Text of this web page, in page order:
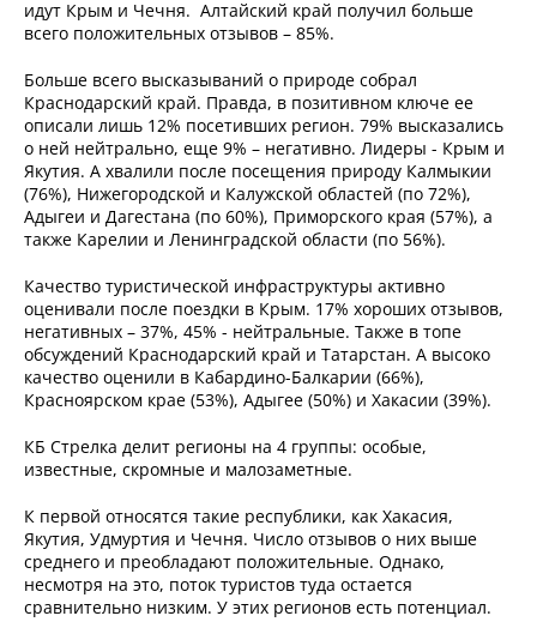
идут Крым и Чечня. Алтайский край получил больше
всего положительных отзывов – 85%.
Больше всего высказываний о природе собрал
Краснодарский край. Правда, в позитивном ключе ее
описали лишь 12% посетивших регион. 79% высказались
о ней нейтрально, еще 9% – негативно. Лидеры - Крым и
Якутия. А хвалили после посещения природу Калмыкии
(76%), Нижегородской и Калужской областей (по 72%),
Адыгеи и Дагестана (по 60%), Приморского края (57%), а
также Карелии и Ленинградской области (по 56%).
Качество туристической инфраструктуры активно
оценивали после поездки в Крым. 17% хороших отзывов,
негативных – 37%, 45% - нейтральные. Также в топе
обсуждений Краснодарский край и Татарстан. А высоко
качество оценили в Кабардино-Балкарии (66%),
Красноярском крае (53%), Адыгее (50%) и Хакасии (39%).
КБ Стрелка делит регионы на 4 группы: особые,
известные, скромные и малозаметные.
К первой относятся такие республики, как Хакасия,
Якутия, Удмуртия и Чечня. Число отзывов о них выше
среднего и преобладают положительные. Однако,
несмотря на это, поток туристов туда остается
сравнительно низким. У этих регионов есть потенциал.